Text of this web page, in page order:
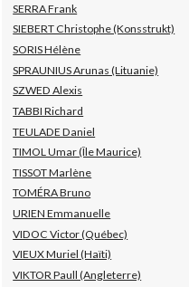
SERRA Frank
SIEBERT Christophe (Konsstrukt)
SORIS Hélène
SPRAUNIUS Arunas (Lituanie)
SZWED Alexis
TABBI Richard
TEULADE Daniel
TIMOL Umar (Île Maurice)
TISSOT Marlène
TOMÉRA Bruno
URIEN Emmanuelle
VIDOC Victor (Québec)
VIEUX Muriel (Haïti)
VIKTOR Paull (Angleterre)